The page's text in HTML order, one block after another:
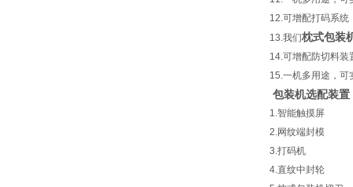
12.可增配打码系统
13.我们枕式包装
14.可增配防切料装
15.一机多用途，可
包装机选配装置
1.智能触摸屏
2.网纹端封模
3.打码机
4.直纹中封轮